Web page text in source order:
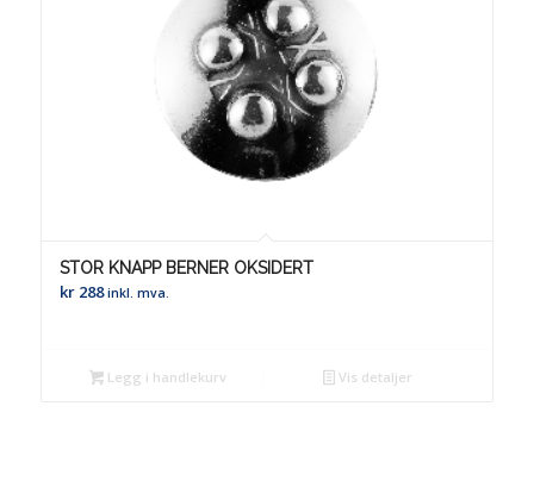
STOR KNAPP BERNER OKSIDERT
kr288 inkl. mva.
Legg i handlekurv Vis detaljer